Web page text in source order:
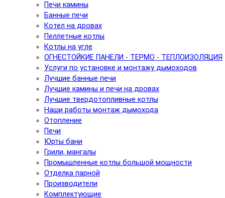
Печи камины
Банные печи
Котел на дровах
Пеллетные котлы
Котлы на угле
ОГНЕСТОЙКИЕ ПАНЕЛИ - ТЕРМО - ТЕПЛОИЗОЛЯЦИЯ
Услуги по установке и монтажу дымоходов
Лучшие банные печи
Лучшие камины и печи на дровах
Лучшие твердотопливные котлы
Наши работы монтаж дымохода
Отопление
Печи
Юрты бани
Грили, мангалы
Промышленные котлы большой мощности
Отделка парной
Производители
Комплектующие